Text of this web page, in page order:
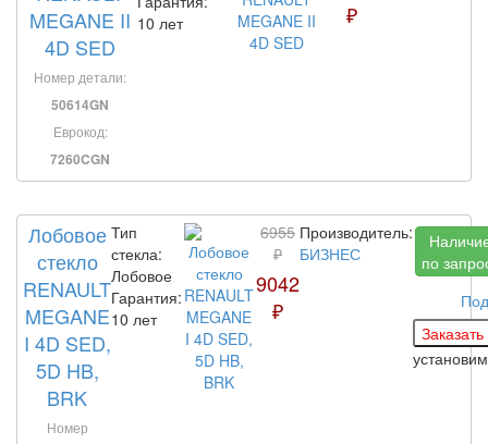
MEGANE II
4D SED
Номер детали:
50614GN
Еврокод:
7260CGN
10 лет
₽
Лобовое
стекло
RENAULT
MEGANE
I 4D SED,
5D HB,
BRK
Номер
Тип
стекла:
Лобовое
Гарантия:
10 лет
6955
₽
9042
₽
Производитель:
БИЗНЕС
по